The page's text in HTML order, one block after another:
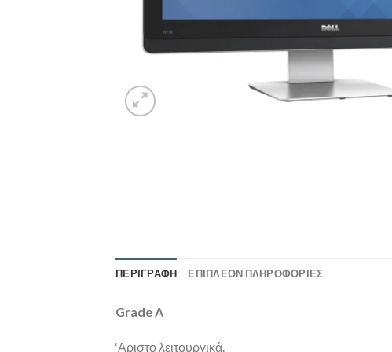
ΠΕΡΙΓΡΑΦΉ ΕΠΙΠΛΈΟΝ ΠΛΗΡΟΦΟΡΊΕΣ
Grade A
‘Αριστο λειτουργικά.